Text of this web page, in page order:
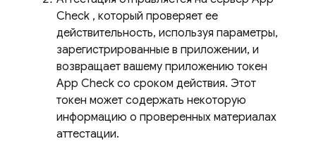
Check , который проверяет ее
действительность, используя параметры,
зарегистрированные в приложении, и
возвращает вашему приложению токен
App Check со сроком действия. Этот
токен может содержать некоторую
информацию о проверенных материалах
аттестации.